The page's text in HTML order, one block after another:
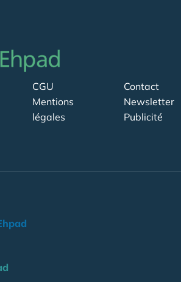
CGU
Mentions
légales
Contact
Newsletter
Publicité